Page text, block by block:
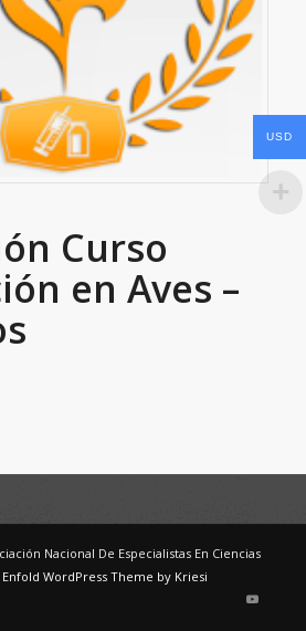
Curso
en Aves –
Nacional De Especialistas En Ciencias
Enfold WordPress Theme by Kriesi
USD